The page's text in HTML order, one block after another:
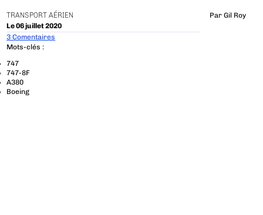
TRANSPORT AÉRIEN
Le 06 juillet 2020
Par Gil Roy
3 Comentaires
Mots-clés :
747
747-8F
A380
Boeing